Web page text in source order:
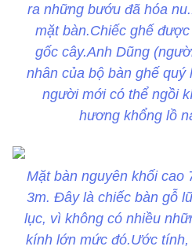
ra những bướu đã hóa
mặt bàn.Chiếc ghế
gốc cây.Anh Dũng
nhân của bộ bàn ghế quý
người mới có thể ngồi
hương khổng lồ
Mặt bàn nguyên khối cao
3m. Đây là chiếc bàn gỗ
lục, vì không có nhiều
kính lớn mức đó.Ước